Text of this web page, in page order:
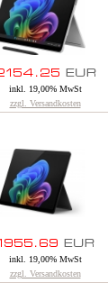
inkl. 19,00% MwSt
zzgl. Versandkosten
inkl. 19,00% MwSt
zzgl. Versandkosten